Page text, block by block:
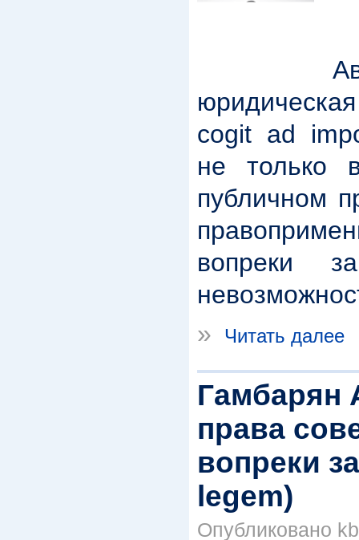
cogit ad
не только
публичном
вопреки
»
Читать далее
Гамбарян
права
вопреки
legem)
Опубликовано